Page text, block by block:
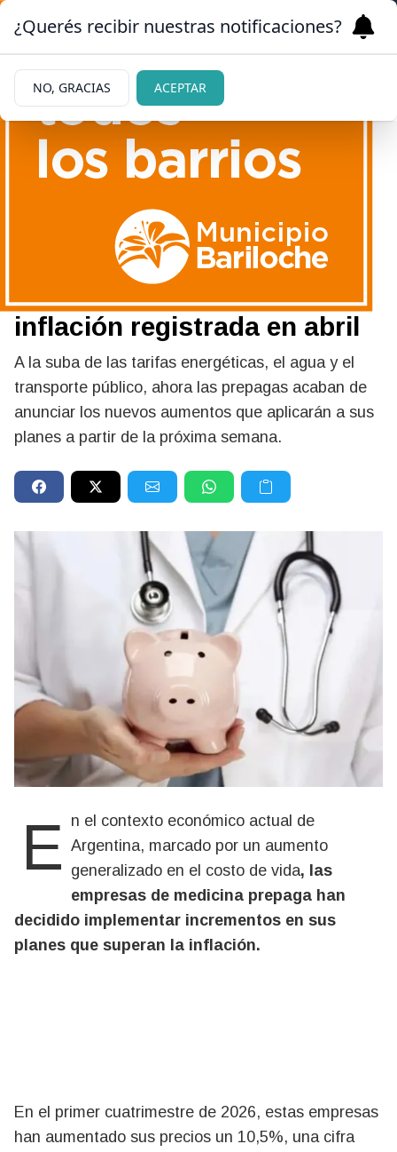
Nuevo aumento de las
prepagas: subirán sus
planes por encima de la
inflación registrada en abril
A la suba de las tarifas energéticas, el agua y el
transporte público, ahora las prepagas acaban de
anunciar los nuevos aumentos que aplicarán a sus
planes a partir de la próxima semana.
En el contexto económico actual de Argentina, marcado por un aumento
generalizado en el costo de vida, las
empresas de medicina prepaga han
decidido implementar incrementos en sus
planes que superan la inflación.
En el primer cuatrimestre de 2026, estas empresas
han aumentado sus precios un 10,5%, una cifra
¿Querés recibir nuestras notificaciones?
NO, GRACIAS ACEPTAR